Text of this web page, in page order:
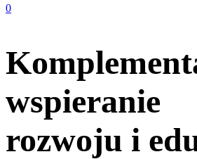
0
wspieranie
rozwoju i